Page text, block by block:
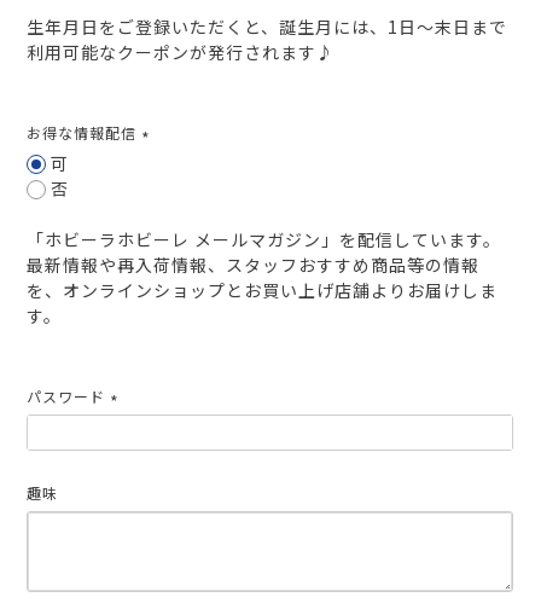
生年月日をご登録いただくと、誕生月には、1日～末日まで
利用可能なクーポンが発行されます♪
お得な情報配信
可
否
「ホビーラホビーレ メールマガジン」を配信しています。
最新情報や再入荷情報、スタッフおすすめ商品等の情報
を、オンラインショップとお買い上げ店舗よりお届けしま
す。
パスワード
須)
趣味